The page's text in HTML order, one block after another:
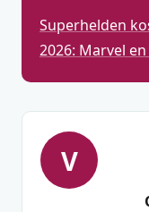
Superhelden
2026: Marvel
V